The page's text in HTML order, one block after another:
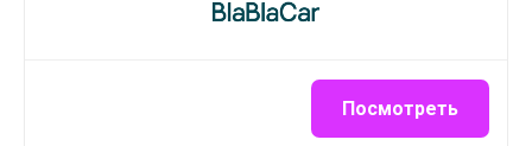
Посмотреть